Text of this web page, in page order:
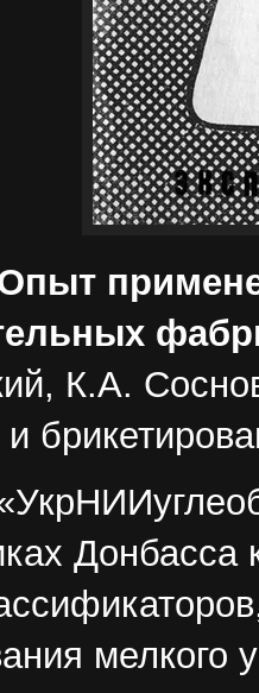
К.А.
Донбасса
мелкого